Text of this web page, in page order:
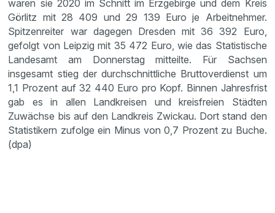
waren sie 2020 im Schnitt im Erzgebirge und dem Kreis
Görlitz mit 28 409 und 29 139 Euro je Arbeitnehmer.
Spitzenreiter war dagegen Dresden mit 36 392 Euro,
gefolgt von Leipzig mit 35 472 Euro, wie das Statistische
Landesamt am Donnerstag mitteilte. Für Sachsen
insgesamt stieg der durchschnittliche Bruttoverdienst um
1,1 Prozent auf 32 440 Euro pro Kopf. Binnen Jahresfrist
gab es in allen Landkreisen und kreisfreien Städten
Zuwächse bis auf den Landkreis Zwickau. Dort stand den
Statistikern zufolge ein Minus von 0,7 Prozent zu Buche.
(dpa)